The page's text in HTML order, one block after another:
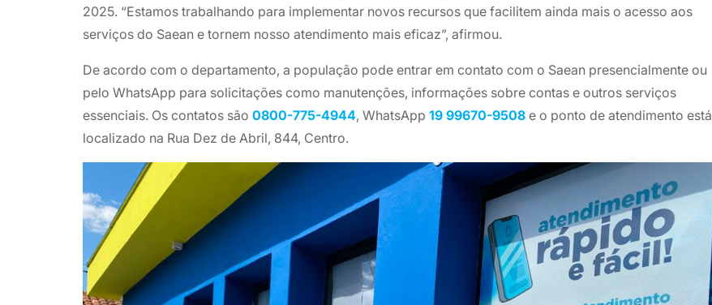
2025. “Estamos trabalhando para implementar novos recursos que facilitem ainda mais o acesso aos
serviços do Saean e tornem nosso atendimento mais eficaz”, afirmou.
De acordo com o departamento, a população pode entrar em contato com o Saean presencialmente ou
pelo WhatsApp para solicitações como manutenções, informações sobre contas e outros serviços
essenciais. Os contatos são 0800-775-4944, WhatsApp 19 99670-9508 e o ponto de atendimento está
localizado na Rua Dez de Abril, 844, Centro.